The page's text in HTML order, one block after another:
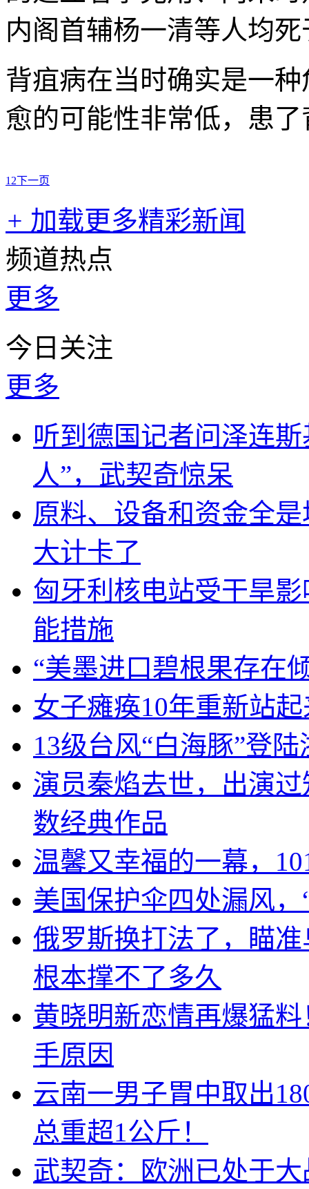
内阁首辅杨一清等人均
背疽病在当时确实是一
愈的可能性非常低，患
1 2下一页
+ 加载更多精彩新闻
频道热点
更多
今日关注
更多
听到德国记者问泽连
人”，武契奇惊呆
原料、设备和资金全
大计卡了
匈牙利核电站受干旱
能措施
“美墨进口碧根果存在
女子瘫痪10年重新站
13级台风“白海豚”登
演员秦焰去世，出演
数经典作品
温馨又幸福的一幕，
美国保护伞四处漏风
俄罗斯换打法了，瞄
根本撑不了多久
黄晓明新恋情再爆猛
手原因
云南一男子胃中取出
总重超1公斤！
武契奇：欧洲已处于